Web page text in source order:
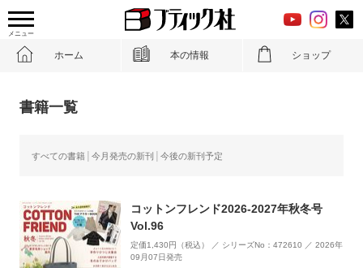
メニュー
ホーム 本の情報 ショップ
書籍一覧
すべての書籍 今月発売の新刊 今後の新刊予定
コットンフレンド2026-2027年秋冬号
Vol.96
定価1,430円（税込） ／ シリーズNo：472610 ／ 2026年
09月07日発売